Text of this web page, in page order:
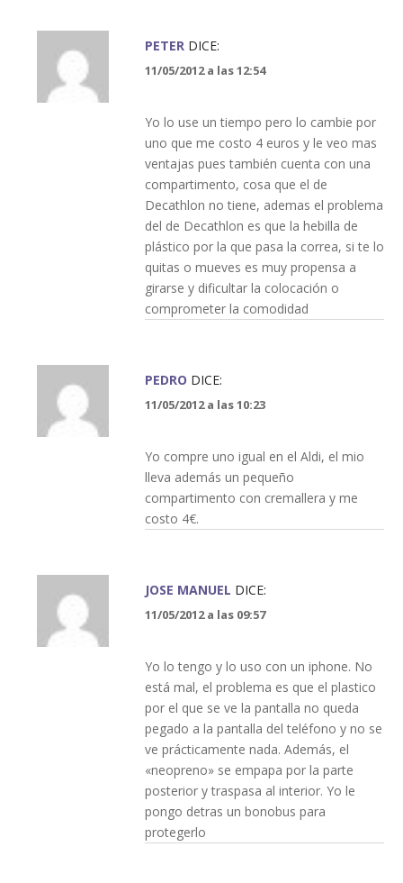
PETER DICE:
11/05/2012 a las 12:54
Yo lo use un tiempo pero lo cambie por
uno que me costo 4 euros y le veo mas
ventajas pues también cuenta con una
compartimento, cosa que el de
Decathlon no tiene, ademas el problema
del de Decathlon es que la hebilla de
plástico por la que pasa la correa, si te lo
quitas o mueves es muy propensa a
girarse y dificultar la colocación o
comprometer la comodidad
PEDRO DICE:
11/05/2012 a las 10:23
Yo compre uno igual en el Aldi, el mio
lleva además un pequeño
compartimento con cremallera y me
costo 4€.
JOSE MANUEL DICE:
11/05/2012 a las 09:57
Yo lo tengo y lo uso con un iphone. No
está mal, el problema es que el plastico
por el que se ve la pantalla no queda
pegado a la pantalla del teléfono y no se
ve prácticamente nada. Además, el
«neopreno» se empapa por la parte
posterior y traspasa al interior. Yo le
pongo detras un bonobus para
protegerlo